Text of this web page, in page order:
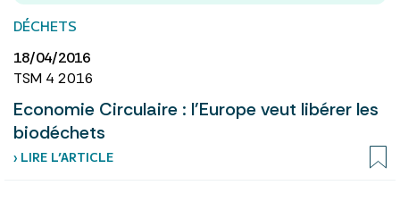
DÉCHETS
18/04/2016
TSM 4 2016
Economie Circulaire : l'Europe veut libérer les
biodéchets
› LIRE L’ARTICLE